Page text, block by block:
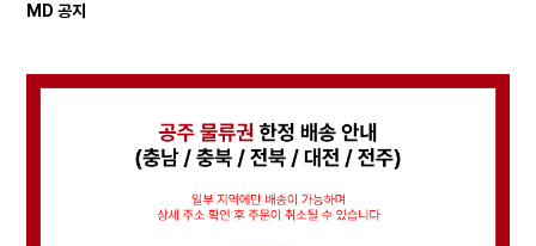
MD 공지